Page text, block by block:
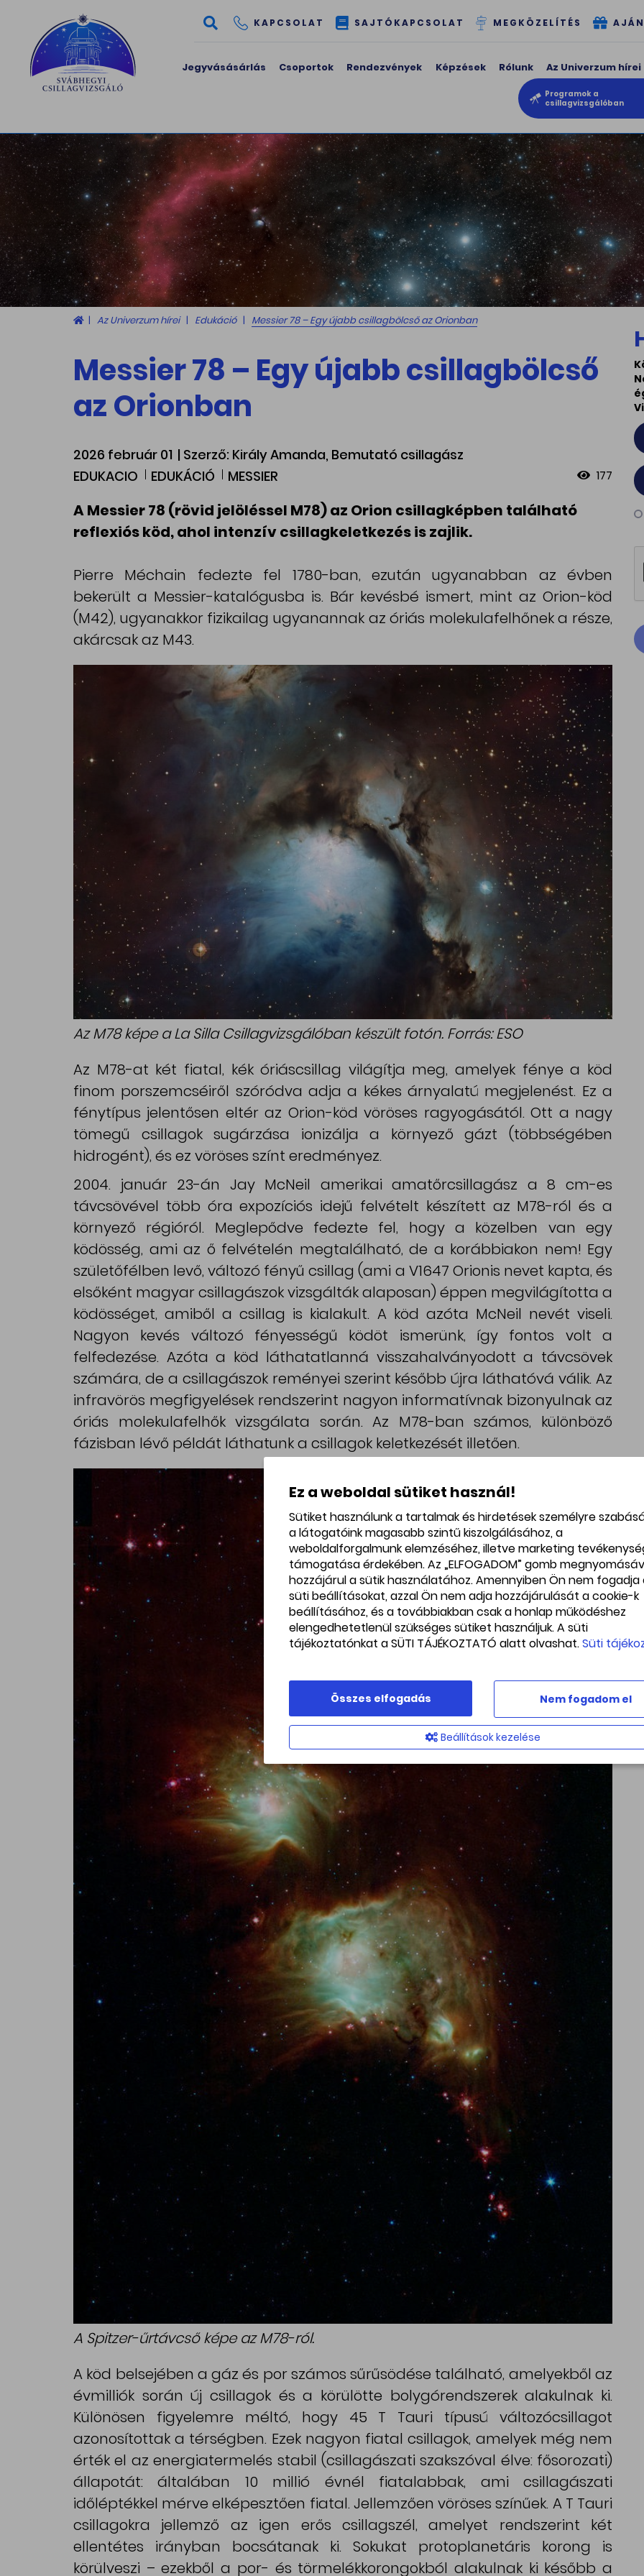
KAPCSOLAT SAJTÓKAPCSOLAT MEGKÖZELÍTÉS
Jegyvásásárlás Csoportok Rendezvények Képzések Rólunk Az Univerzum hírei
Programok a
csillagvizsgálóban
Az Univerzum hírei Edukáció Messier 78 – Egy újabb csillagbölcső az Orionban
Messier 78 – Egy újabb csillagbölcső
az Orionban
2026 február 01 | Szerző: Király Amanda, Bemutató csillagász
EDUKACIO
EDUKÁCIÓ MESSIER 177
A Messier 78 (rövid jelöléssel M78) az Orion csillagképben található
reflexiós köd, ahol intenzív csillagkeletkezés is zajlik.
Pierre Méchain fedezte fel 1780-ban, ezután ugyanabban az évben
bekerült a Messier-katalógusba is. Bár kevésbé ismert, mint az Orion-köd
(M42), ugyanakkor fizikailag ugyanannak az óriás molekulafelhőnek a része,
akárcsak az M43.
Az M78 képe a La Silla Csillagvizsgálóban készült fotón. Forrás: ESO
Az M78-at két fiatal, kék óriáscsillag világítja meg, amelyek fénye a köd
finom porszemcséiről szóródva adja a kékes árnyalatú megjelenést. Ez a
fénytípus jelentősen eltér az Orion-köd vöröses ragyogásától. Ott a nagy
tömegű csillagok sugárzása ionizálja a környező gázt (többségében
hidrogént), és ez vöröses színt eredményez.
2004. január 23-án Jay McNeil amerikai amatőrcsillagász a 8 cm-es
távcsövével több óra expozíciós idejű felvételt készített az M78-ról és a
környező régióról. Meglepődve fedezte fel, hogy a közelben van egy
ködösség, ami az ő felvételén megtalálható, de a korábbiakon nem! Egy
születőfélben levő, változó fényű csillag (ami a V1647 Orionis nevet kapta, és
elsőként magyar csillagászok vizsgálták alaposan) éppen megvilágította a
ködösséget, amiből a csillag is kialakult. A köd azóta McNeil nevét viseli.
Nagyon kevés változó fényességű ködöt ismerünk, így fontos volt a
felfedezése. Azóta a köd láthatatlanná visszahalványodott a távcsövek
számára, de a csillagászok reményei szerint később újra láthatóvá válik. Az
infravörös megfigyelések rendszerint nagyon informatívnak bizonyulnak az
óriás molekulafelhők vizsgálata során. Az M78-ban számos, különböző
fázisban lévő példát láthatunk a csillagok keletkezését illetően.
A Spitzer-űrtávcső képe az M78-ról.
A köd belsejében a gáz és por számos sűrűsödése található, amelyekből az
évmilliók során új csillagok és a körülötte bolygórendszerek alakulnak ki.
Különösen figyelemre méltó, hogy 45 T Tauri típusú változócsillagot
azonosítottak a térségben. Ezek nagyon fiatal csillagok, amelyek még nem
érték el az energiatermelés stabil (csillagászati szakszóval élve: fősorozati)
állapotát: általában 10 millió évnél fiatalabbak, ami csillagászati
időléptékkel mérve elképesztően fiatal. Jellemzően vöröses színűek. A T Tauri
csillagokra jellemző az igen erős csillagszél, amelyet rendszerint két
ellentétes irányban bocsátanak ki. Sokukat protoplanetáris korong is
körülveszi – ezekből a por- és törmelékkorongokból alakulnak ki később a
Ez a weboldal sütiket használ!
Sütiket használunk a tartalmak és hirdetések személyre
a látogatóink magasabb szintű kiszolgálásához, a
weboldalforgalmunk elemzéséhez, illetve marketing
támogatása érdekében. Az „ELFOGADOM” gomb
hozzájárul a sütik használatához. Amennyiben Ön nem fogadja
süti beállításokat, azzal Ön nem adja hozzájárulását a cookie-k
beállításához, és a továbbiakban csak a honlap működéshez
elengedhetetlenül szükséges sütiket használjuk. A süti
tájékoztatónkat a SÜTI TÁJÉKOZTATÓ alatt olvashat.Süti
Összes elfogadás Nem fogadom el
Beállítások kezelése